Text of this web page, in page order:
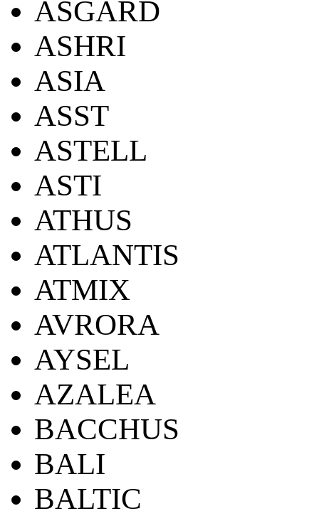
ASGARD
ASHRI
ASIA
ASST
ASTELL
ASTI
ATHUS
ATLANTIS
ATMIX
AVRORA
AYSEL
AZALEA
BACCHUS
BALI
BALTIC